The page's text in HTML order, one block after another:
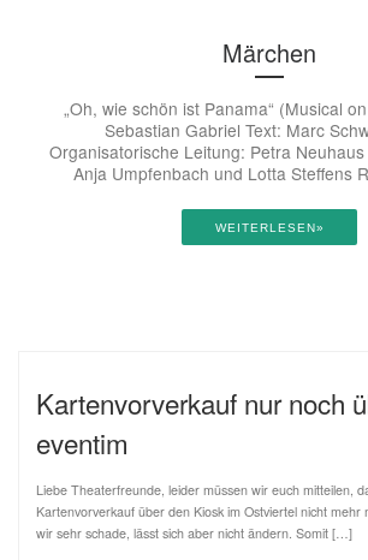
Märchen
„Oh, wie schön ist Panama“ (Musical
Sebastian Gabriel Text: Marc
Organisatorische Leitung: Petra
Anja Umpfenbach und Lotta Steffens
WEITERLESEN»
Kartenvorverkauf nur noch
eventim
Liebe Theaterfreunde, leider müssen wir euch mitteilen,
Kartenvorverkauf über den Kiosk im Ostviertel nicht mehr
wir sehr schade, lässt sich aber nicht ändern. Somit […]